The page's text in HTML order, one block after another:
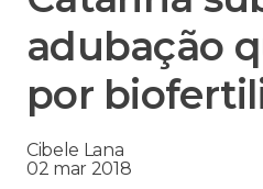
adubação
por
Cibele Lana
02 mar 2018